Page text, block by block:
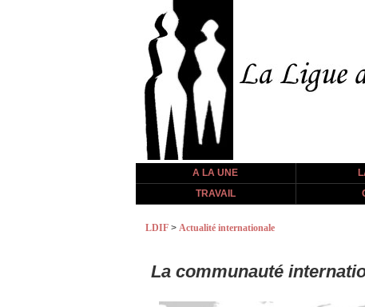
A LA UNE
TRAVAIL
LDIF > Actualité internationale
La communauté